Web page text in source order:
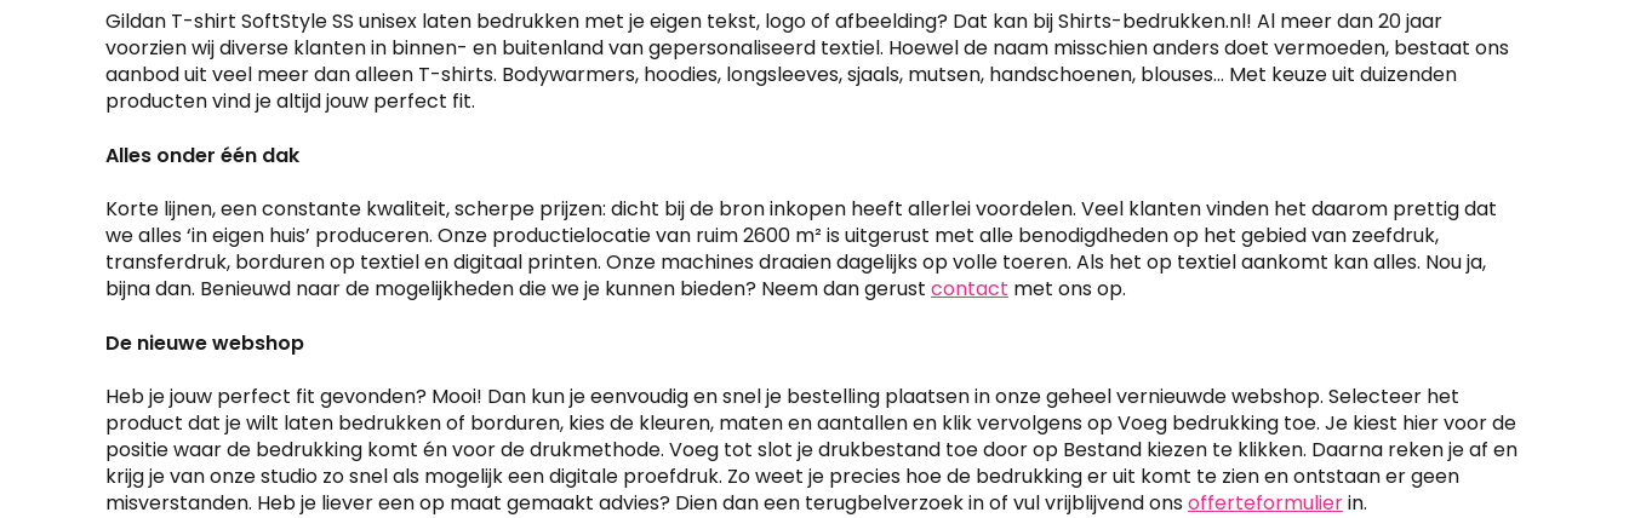
kan
gekozen
worden
op
de
optie
kan
gekozen
worden
productpagina
optie
kan
gekozen
productpagina
Gildan T-shirt SoftStyle SS unisex laten bedrukken met je eigen tekst, logo of afbeelding? Dat kan bij Shirts-bedrukken.nl! Al meer dan 20 jaar
voorzien wij diverse klanten in binnen- en buitenland van gepersonaliseerd textiel. Hoewel de naam misschien anders doet vermoeden, bestaat ons
aanbod uit veel meer dan alleen T-shirts. Bodywarmers, hoodies, longsleeves, sjaals, mutsen, handschoenen, blouses… Met keuze uit duizenden
producten vind je altijd jouw perfect fit.
Alles onder één dak
Korte lijnen, een constante kwaliteit, scherpe prijzen: dicht bij de bron inkopen heeft allerlei voordelen. Veel klanten vinden het daarom prettig dat
we alles ‘in eigen huis’ produceren. Onze productielocatie van ruim 2600 m² is uitgerust met alle benodigdheden op het gebied van zeefdruk,
transferdruk, borduren op textiel en digitaal printen. Onze machines draaien dagelijks op volle toeren. Als het op textiel aankomt kan alles. Nou ja,
bijna dan. Benieuwd naar de mogelijkheden die we je kunnen bieden? Neem dan gerustcontact met ons op.
De nieuwe webshop
Heb je jouw perfect fit gevonden? Mooi! Dan kun je eenvoudig en snel je bestelling plaatsen in onze geheel vernieuwde webshop. Selecteer het
product dat je wilt laten bedrukken of borduren, kies de kleuren, maten en aantallen en klik vervolgens op Voeg bedrukking toe. Je kiest hier voor de
positie waar de bedrukking komt én voor de drukmethode. Voeg tot slot je drukbestand toe door op Bestand kiezen te klikken. Daarna reken je af en
krijg je van onze studio zo snel als mogelijk een digitale proefdruk. Zo weet je precies hoe de bedrukking er uit komt te zien en ontstaan er geen
misverstanden. Heb je liever een op maat gemaakt advies? Dien dan een terugbelverzoek in of vul vrijblijvend onsofferteformulierin.